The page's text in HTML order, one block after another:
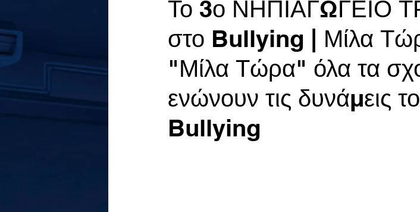
Το 3ο ΝΗΠΙΑΓΩΓΕΙΟ
στο Bullying | Μίλα
"Μίλα Τώρα" όλα τα
ενώνουν τις δυνάμεις
Bullying